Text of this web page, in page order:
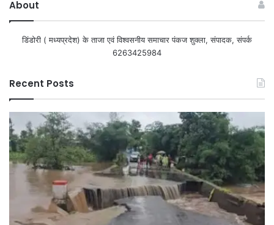
About
डिंडोरी ( मध्यप्रदेश) के ताजा एवं विश्वसनीय समाचार पंकज शुक्ला, संपादक, संपर्क
6263425984
Recent Posts